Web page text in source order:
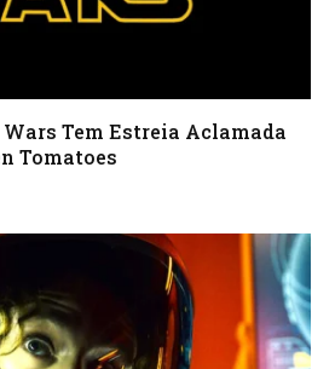
Tem Estreia Aclamada
Tomatoes